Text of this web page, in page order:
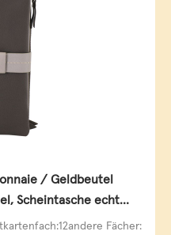
/ Geldbeutel
Scheintasche echt
Fächer: